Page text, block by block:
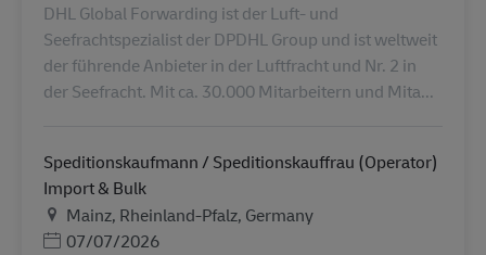
DHL Global Forwarding ist der Luft- und
Seefrachtspezialist der DPDHL Group und ist weltweit
der führende Anbieter in der Luftfracht und Nr. 2 in
der Seefracht. Mit ca. 30.000 Mitarbeitern und Mita...
Speditionskaufmann / Speditionskauffrau (Operator)
Import & Bulk
LieuMainz, Rheinland-Pfalz, Germany
Posted Date
07/07/2026